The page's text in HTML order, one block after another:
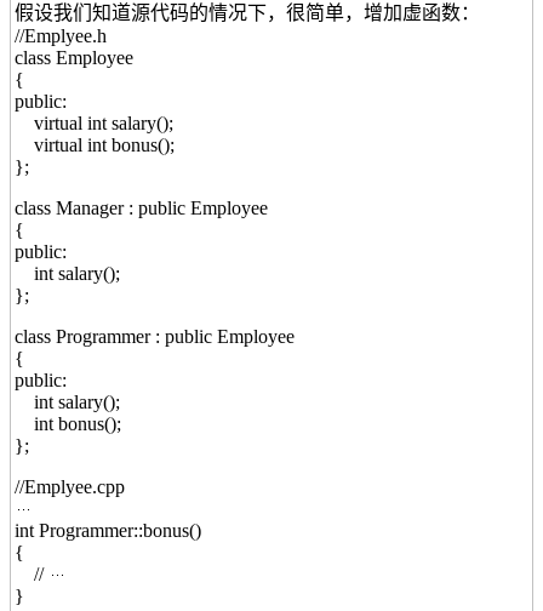
假设我们知道源代码的情况下，很简单，增加虚函数：
//Emplyee.h
class Employee
{
public:
virtual int salary();
virtual int bonus();
};
class Manager : public Employee
{
public:
int salary();
};
class Programmer : public Employee
{
public:
int salary();
int bonus();
};
//Emplyee.cpp
int Programmer::bonus()
{
//
}